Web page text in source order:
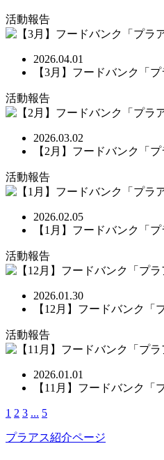
活動報告
2026.04.01
【3月】フードバンク「
活動報告
2026.03.02
【2月】フードバンク「
活動報告
2026.02.05
【1月】フードバンク「
活動報告
2026.01.30
【12月】フードバンク「
活動報告
2026.01.01
【11月】フードバンク「
1 2 3 ... 5
プラアス紹介ページ